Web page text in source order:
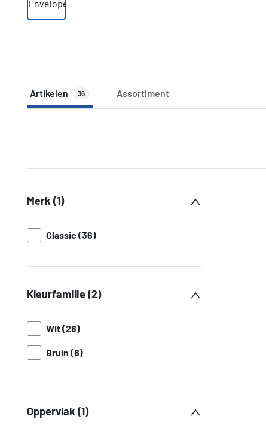
Artikelen 36 Assortiment
Merk (1)
Classic (36)
Kleurfamilie (2)
Wit (28)
Bruin (8)
Oppervlak (1)